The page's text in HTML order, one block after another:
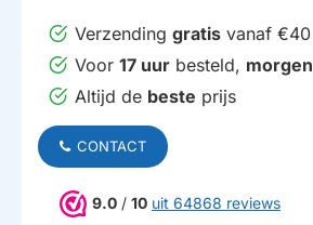
Verzending gratis vanaf €40
Voor 17 uur besteld, morgen
Altijd de beste prijs
CONTACT
9.0 / 10 uit 64868 reviews